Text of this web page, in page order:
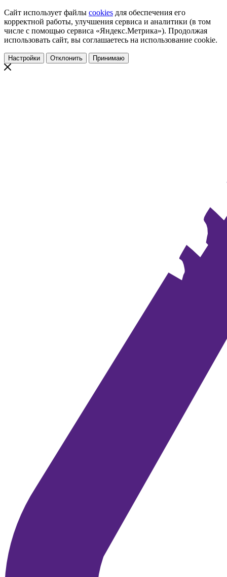
Сайт использует файлы cookies для обеспечения его
корректной работы, улучшения сервиса и аналитики (в том
числе с помощью сервиса «Яндекс.Метрика»). Продолжая
использовать сайт, вы соглашаетесь на использование cookie.
Настройки Отклонить Принимаю